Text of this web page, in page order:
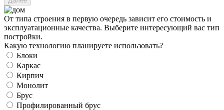
От типа строения в первую очередь зависит его стоимость и
эксплуатационные качества. Выберите интересующий вас тип
постройки.
Какую технологию планируете использовать?
Блоки
Каркас
Кирпич
Монолит
Брус
Профилированный брус